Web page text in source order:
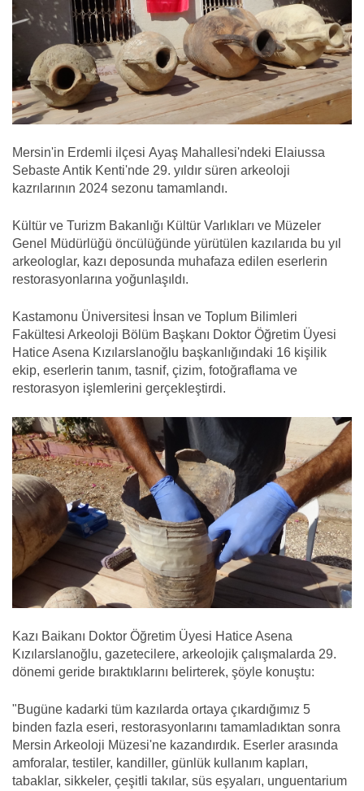
Mersin'in Erdemli ilçesi Ayaş Mahallesi'ndeki Elaiussa
Sebaste Antik Kenti'nde 29. yıldır süren arkeoloji
kazrılarının 2024 sezonu tamamlandı.
Kültür ve Turizm Bakanlığı Kültür Varlıkları ve Müzeler
Genel Müdürlüğü öncülüğünde yürütülen kazılarıda bu yıl
arkeologlar, kazı deposunda muhafaza edilen eserlerin
restorasyonlarına yoğunlaşıldı.
Kastamonu Üniversitesi İnsan ve Toplum Bilimleri
Fakültesi Arkeoloji Bölüm Başkanı Doktor Öğretim Üyesi
Hatice Asena Kızılarslanoğlu başkanlığındaki 16 kişilik
ekip, eserlerin tanım, tasnif, çizim, fotoğraflama ve
restorasyon işlemlerini gerçekleştirdi.
Kazı Baikanı Doktor Öğretim Üyesi Hatice Asena
Kızılarslanoğlu, gazetecilere, arkeolojik çalışmalarda 29.
dönemi geride bıraktıklarını belirterek, şöyle konuştu:
"Bugüne kadarki tüm kazılarda ortaya çıkardığımız 5
binden fazla eseri, restorasyonlarını tamamladıktan sonra
Mersin Arkeoloji Müzesi'ne kazandırdık. Eserler arasında
amforalar, testiler, kandiller, günlük kullanım kapları,
tabaklar, sikkeler, çeşitli takılar, süs eşyaları, unguentarium